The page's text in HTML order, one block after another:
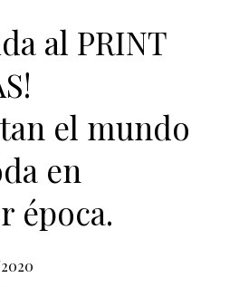
al PRINT
el mundo
en
época.